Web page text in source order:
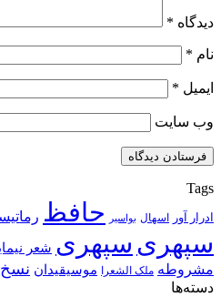
دیدگاه *
نام *
ایمیل *
وب‌ سایت
Tags
ادرار آور اسهال بواسیر حافظ
سپهری سپهری شعر
مشروطه ملک الشعرا موسیقیدان نسخ
دسته‌ها